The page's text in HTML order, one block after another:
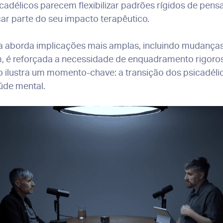
parecem flexibilizar padrões rígidos de
parte do seu impacto terapêutico.
aborda implicações mais amplas, incluindo
é reforçada a necessidade de enquadramento
um momento-chave: a transição dos
mental.